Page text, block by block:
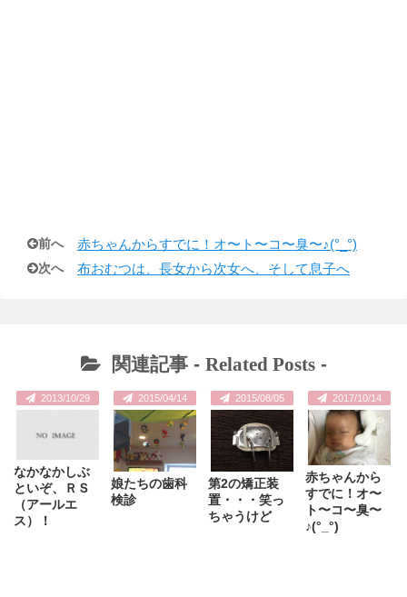
前へ 赤ちゃんからすでに！オ〜ト〜コ〜臭〜♪(°_°)
次へ 布おむつは、長女から次女へ、そして息子へ
関連記事 - Related Posts-
2013/10/29
なかなかしぶ
といぞ、ＲＳ
（アールエ
ス）！
2015/04/14
娘たちの歯科
検診
2015/08/05
第2の矯正装
置・・・笑っ
ちゃうけど
2017/10/14
赤ちゃんから
すでに！オ〜
ト〜コ〜臭〜
♪(°_°)